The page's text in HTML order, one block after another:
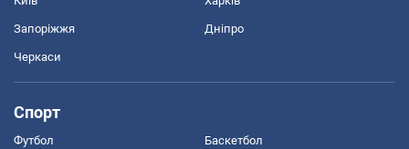
Запоріжжя Дніпро
Черкаси
Спорт
Футбол Баскетбол